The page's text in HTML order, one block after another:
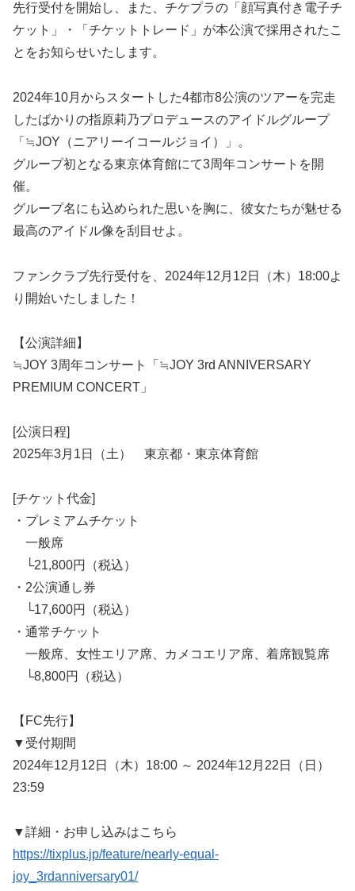
先行受付を開始し、また、チケプラの「顔写真付き電子チ
ケット」・「チケットトレード」が本公演で採用されたこ
とをお知らせいたします。
2024年10月からスタートした4都市8公演のツアーを完走
したばかりの指原莉乃プロデュースのアイドルグループ
「≒JOY（ニアリーイコールジョイ）」。
グループ初となる東京体育館にて3周年コンサートを開
催。
グループ名にも込められた思いを胸に、彼女たちが魅せる
最高のアイドル像を刮目せよ。
ファンクラブ先行受付を、2024年12月12日（木）18:00よ
り開始いたしました！
【公演詳細】
≒JOY 3周年コンサート「≒JOY 3rd ANNIVERSARY
PREMIUM CONCERT」
[公演日程]
2025年3月1日（土） 東京都・東京体育館
[チケット代金]
・プレミアムチケット
一般席
└21,800円（税込）
・2公演通し券
└17,600円（税込）
・通常チケット
一般席、女性エリア席、カメコエリア席、着席観覧席
└8,800円（税込）
【FC先行】
▼受付期間
2024年12月12日（木）18:00 ～ 2024年12月22日（日）
23:59
▼詳細・お申し込みはこちら
https://tixplus.jp/feature/nearly-equal-
joy_3rdanniversary01/